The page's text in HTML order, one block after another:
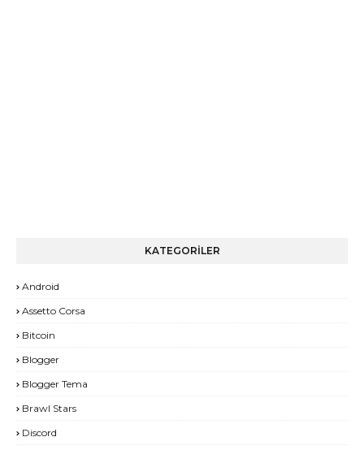
KATEGORİLER
Android
Assetto Corsa
Bitcoin
Blogger
Blogger Tema
Brawl Stars
Discord